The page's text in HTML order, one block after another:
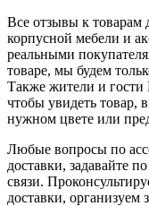
Все отзывы к товарам
корпусной мебели и
реальными
товаре, мы будем
Также жители и
чтобы увидеть товар,
нужном цвете или
Любые вопросы по
доставки, задавайте
связи.
доставки, организуем